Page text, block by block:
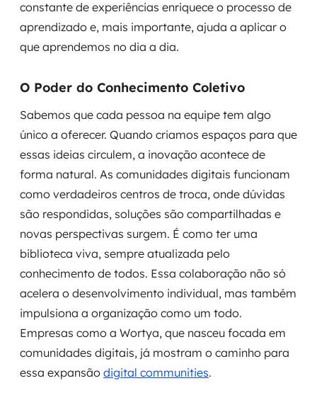
constante de experiências enriquece o processo de
aprendizado e, mais importante, ajuda a aplicar o
que aprendemos no dia a dia.
O Poder do Conhecimento Coletivo
Sabemos que cada pessoa na equipe tem algo
único a oferecer. Quando criamos espaços para que
essas ideias circulem, a inovação acontece de
forma natural. As comunidades digitais funcionam
como verdadeiros centros de troca, onde dúvidas
são respondidas, soluções são compartilhadas e
novas perspectivas surgem. É como ter uma
biblioteca viva, sempre atualizada pelo
conhecimento de todos. Essa colaboração não só
acelera o desenvolvimento individual, mas também
impulsiona a organização como um todo.
Empresas como a Wortya, que nasceu focada em
comunidades digitais, já mostram o caminho para
essa expansão digital communities.